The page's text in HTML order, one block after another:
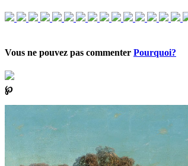
Vous ne pouvez pas commenter Pourquoi?
℘